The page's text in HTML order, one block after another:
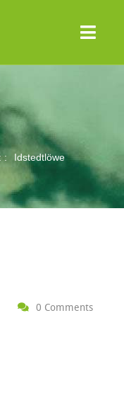
Idstedtlöwe
0 Comments